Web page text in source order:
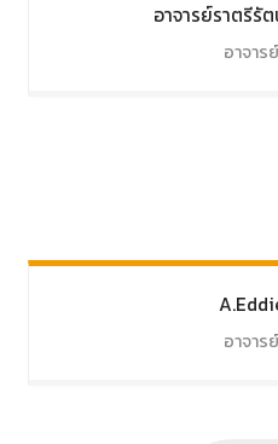
อาจารย์ราตรีรั
อาจาร
อาจาร